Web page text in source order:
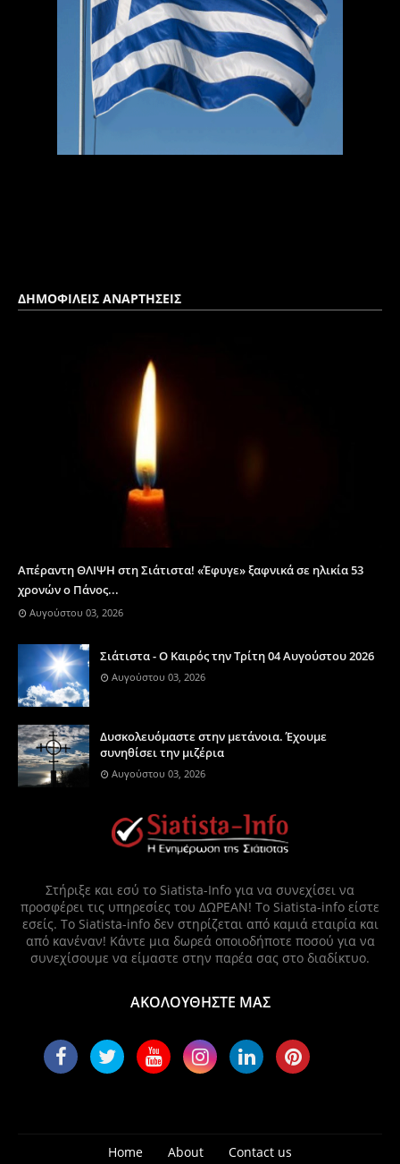
ΔΗΜΟΦΙΛΕΙΣ ΑΝΑΡΤΗΣΕΙΣ
Απέραντη ΘΛΙΨΗ στη Σιάτιστα! «Έφυγε» ξαφνικά σε ηλικία 53
χρονών ο Πάνος...
Αυγούστου 03, 2026
Σιάτιστα - Ο Καιρός την Τρίτη 04 Αυγούστου 2026
Αυγούστου 03, 2026
Δυσκολευόμαστε στην μετάνοια. Έχουμε
συνηθίσει την μιζέρια
Αυγούστου 03, 2026
Στήριξε και εσύ το Siatista-Info για να συνεχίσει να
προσφέρει τις υπηρεσίες του ΔΩΡΕΑΝ! Το Siatista-info είστε
εσείς. Το Siatista-info δεν στηρίζεται από καμιά εταιρία και
από κανέναν! Κάντε μια δωρεά οποιοδήποτε ποσού για να
συνεχίσουμε να είμαστε στην παρέα σας στο διαδίκτυο.
ΑΚΟΛΟΥΘΗΣΤΕ ΜΑΣ
Home About
Contact us